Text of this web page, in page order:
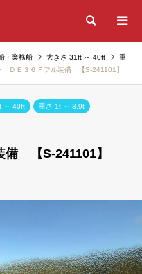
検索
・業務船 大きさ 31ft ～ 40ft
重
ＤＥ３６Ｆフル装備 【S-241101】
～ 40ft 重さ 1t ～ 3.9t
【S-241101】